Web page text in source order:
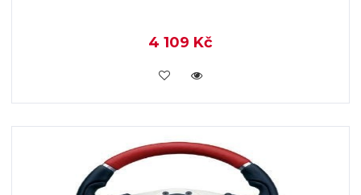
4 109 Kč
KOUPIT